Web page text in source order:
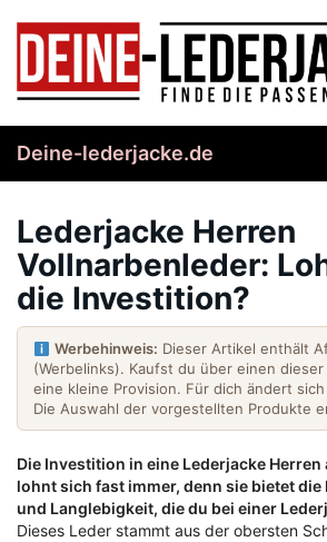
content
Deine-lederjacke.de
Lederjacke Herren
Vollnarbenleder:
die Investition?
Werbehinweis: Dieser Artikel enthält
(Werbelinks). Kaufst du über einen
eine kleine Provision. Für dich ändert
Die Auswahl der vorgestellten Produkte
Die Investition in eine Lederjacke
lohnt sich fast immer, denn sie bietet
und Langlebigkeit, die du bei einer
Dieses Leder stammt aus der obersten